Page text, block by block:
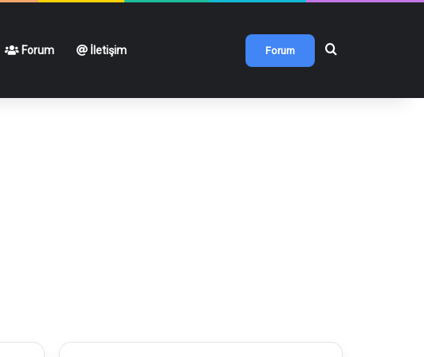
Forum İletişim Forum Arama yap ...